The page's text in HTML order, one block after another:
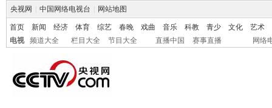
央视网 中国网络电视台 网站地图
首页 新闻 经济 体育 综艺 春晚 戏曲 音乐 科教 青少 文化
艺术
电视
频道大全 栏目大全 节目大全 直播中国 赛事直播 网络